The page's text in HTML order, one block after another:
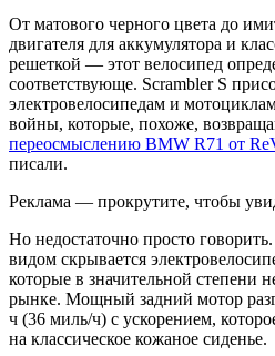
От матового черного цвета до
двигателя для аккумулятора и
решеткой — этот велосипед
соответствующе. Scrambler S
электровелосипедам и
войны, которые, похоже,
переосмыслению BMW R71 от
писали.
Реклама — прокрутите, чтобы
Но недостаточно просто
видом скрывается
которые в значительной степени
рынке. Мощный задний мотор
ч (36 миль/ч) с ускорением,
на классическое кожаное сиденье.